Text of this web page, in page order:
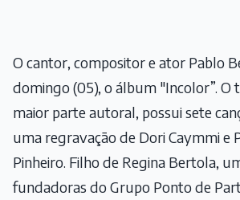
O cantor, compositor e ator Pablo
domingo (05), o álbum "Incolor”. O
maior parte autoral, possui sete
uma regravação de Dori Caymmi e
Pinheiro. Filho de Regina Bertola,
fundadoras do Grupo Ponto de